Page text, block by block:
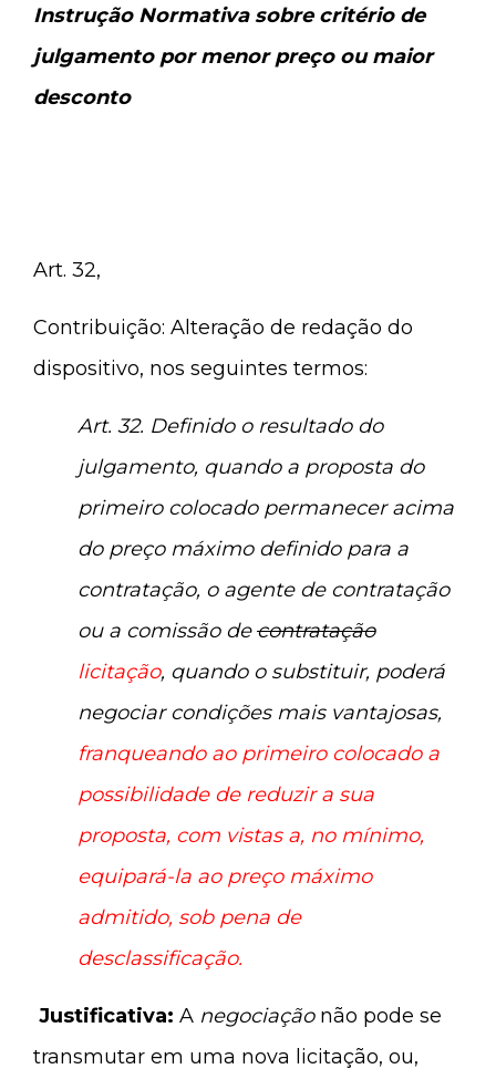
Instrução Normativa sobre critério de
julgamento por menor preço ou maior
desconto
Art. 32,
Contribuição: Alteração de redação do
dispositivo, nos seguintes termos:
Art. 32. Definido o resultado do
julgamento, quando a proposta do
primeiro colocado permanecer acima
do preço máximo definido para a
contratação, o agente de contratação
ou a comissão decontratação
licitação, quando o substituir, poderá
negociar condições mais vantajosas,
franqueando ao primeiro colocado a
possibilidade de reduzir a sua
proposta, com vistas a, no mínimo,
equipará-la ao preço máximo
admitido, sob pena de
desclassificação.
Justificativa: A negociaçãonão pode se
transmutar em uma nova licitação, ou,